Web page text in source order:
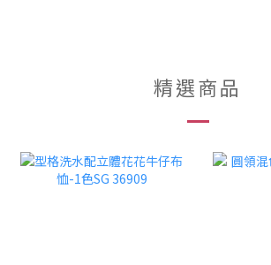
精選商品